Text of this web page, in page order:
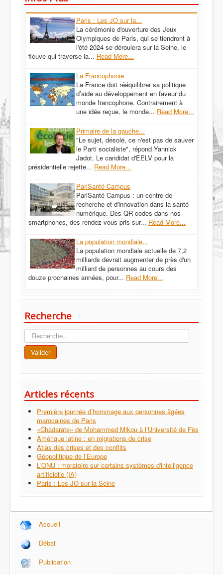
Paris : Les JO sur la...
La cérémonie d'ouverture des Jeux
Olympiques de Paris, qui se tiendront à
l'été 2024 se déroulera sur la Seine, le
fleuve qui traverse la... Read More...
La Francophonie
La France doit rééquilibrer sa politique
d’aide au développement en faveur du
monde francophone. Contrairement à
une idée reçue, le monde... Read More...
Primaire de la gauche...
"Le sujet, désolé, ce n'est pas de sauver
le Parti socialiste", répond Yannick
Jadot. Le candidat d'EELV pour la
présidentielle rejette... Read More...
PariSanté Campus
PariSanté Campus : un centre de
recherche et d'innovation dans la santé
numérique. Des QR codes dans nos
smartphones, des rendez-vous pris sur... Read More...
La population mondiale...
La population mondiale actuelle de 7,2
milliards devrait augmenter de près d'un
milliard de personnes au cours des
douze prochaines années, pour... Read More...
Recherche
Recherche
Valider
Articles récents
Première journée d’hommage aux personnes âgées
marocaines de Paris
«Chadarate» de Mohammed Mikou à l’Université de Fès
Amérique latine : en migrations de crise
Atlas des crises et des conflits
Géopolitique de l’Europe
L'ONU : moratoire sur certains systèmes d'intelligence
artificielle (IA)
Paris : Les JO sur la Seine
Accueil
Débat
Publication